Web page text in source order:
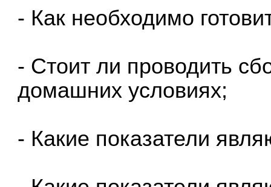
- Как необходимо
- Стоит ли проводить
домашних условиях;
- Какие показатели